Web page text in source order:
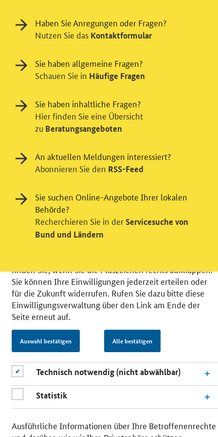
Inhaltsverzeichnis
Impressum
Barrierefreiheit
Datenschutz
Einwilligung in Tracking und / oder
Videodienst
verschiedene Zusatzdienste unserer Webseite: Wir
möchten die Nutzeraktivität mit Hilfe
datenschutzfreundlicher Statistiken verstehen, um
unsere Öffentlichkeitsarbeit zu verbessern. Zusätzlich
finden Sie, wenn Sie die Pluszeichen rechts aufklappen.
Sie können Ihre Einwilligungen jederzeit erteilen oder
für die Zukunft widerrufen. Rufen Sie dazu bitte diese
Einwilligungsverwaltung über den Link am Ende der
Seite erneut auf.
Auswahl bestätigen Alle bestätigen
Technisch notwendig (nicht abwählbar)
Statistik
Ausführliche Informationen über Ihre Betroffenenrechte
Haben Sie Anregungen oder Fragen?
Nutzen Sie das Kontaktformular
Sie haben allgemeine Fragen?
Schauen Sie in Häufige Fragen
Sie haben inhaltliche Fragen?
Hier finden Sie eine Übersicht
zu Beratungsangeboten
An aktuellen Meldungen interessiert?
Abonnieren Sie den RSS-Feed
Sie suchen Online-Angebote Ihrer lokalen
Behörde?
Recherchieren Sie in der Servicesuche von
Bund und Ländern